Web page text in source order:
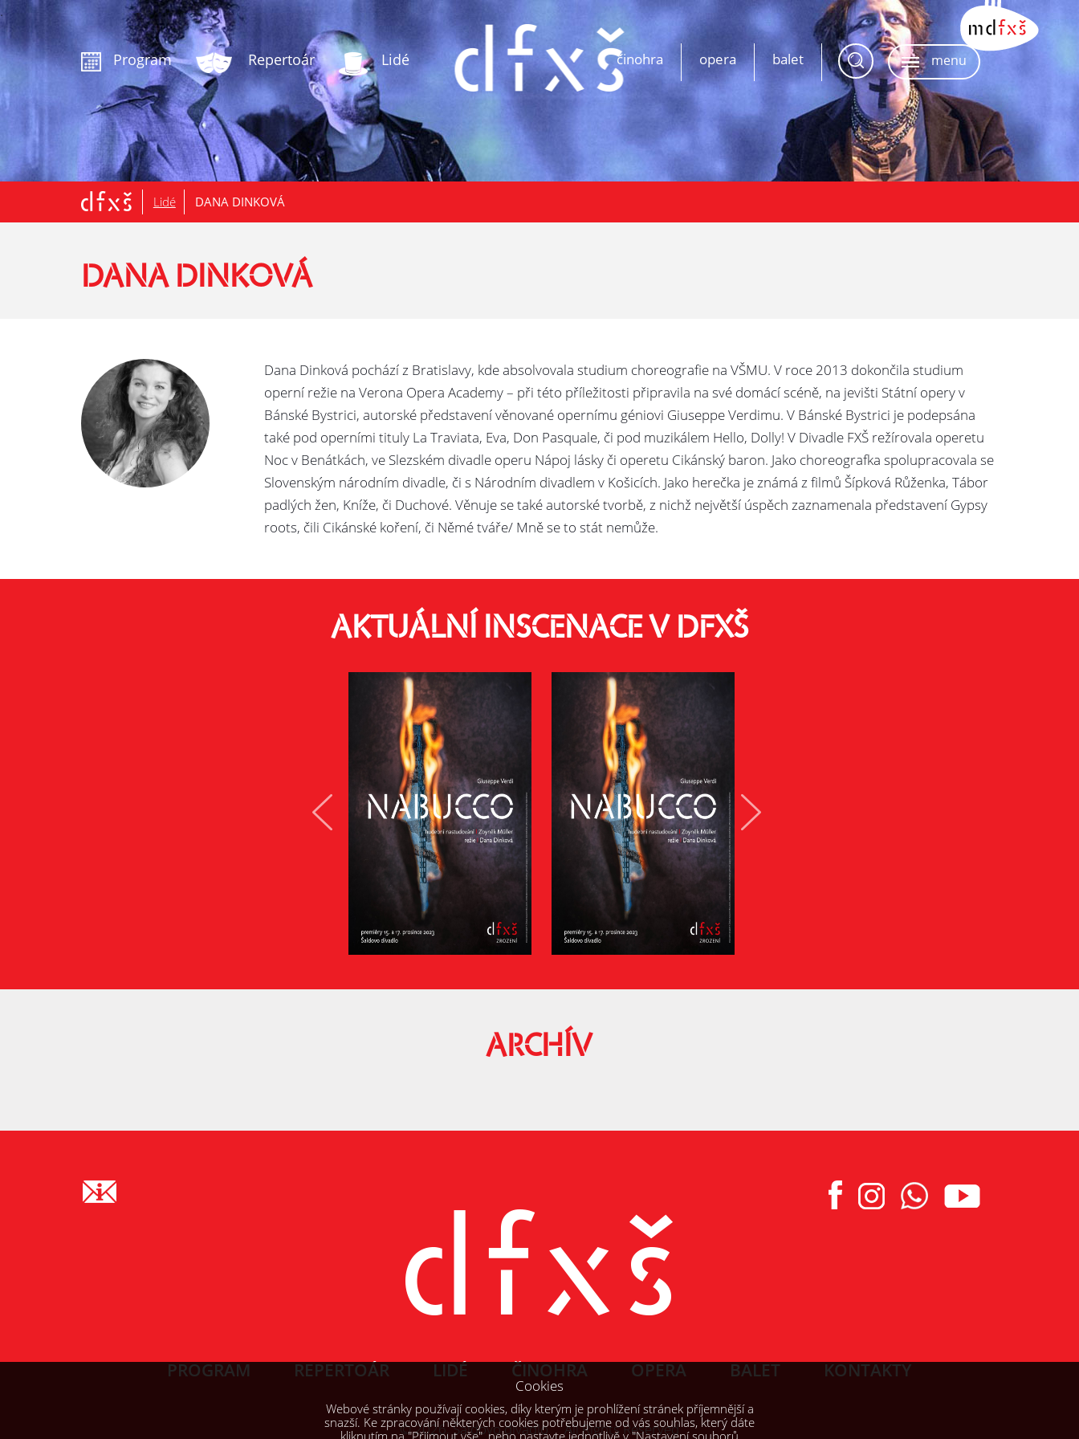
Program Repertoár Lidé menu
balet
opera
činohra
.
Lidé DANA DINKOVÁ
DANA DINKOVÁ
Dana Dinková pochází z Bratislavy, kde absolvovala studium choreografie na VŠMU. V roce 2013 dokončila studium
operní režie na Verona Opera Academy – při této příležitosti připravila na své domácí scéně, na jevišti Státní opery v
Bánské Bystrici, autorské představení věnované opernímu géniovi Giuseppe Verdimu. V Bánské Bystrici je podepsána
také pod operními tituly La Traviata, Eva, Don Pasquale, či pod muzikálem Hello, Dolly! V Divadle FXŠ režírovala operetu
Noc v Benátkách, ve Slezském divadle operu Nápoj lásky či operetu Cikánský baron. Jako choreografka spolupracovala se
Slovenským národním divadle, či s Národním divadlem v Košicích. Jako herečka je známá z filmů Šípková Růženka, Tábor
padlých žen, Kníže, či Duchové. Věnuje se také autorské tvorbě, z nichž největší úspěch zaznamenala představení Gypsy
roots, čili Cikánské koření, či Němé tváře/ Mně se to stát nemůže.
AKTUÁLNÍ INSCENACE V DFXŠ
ARCHÍV
PROGRAM REPERTOÁR LIDÉ ČINOHRA OPERA BALET KONTAKTY
© 2026, Šaldovo divadlo All Rights Reserved
Cookies
Webové stránky používají cookies, díky kterým je prohlížení stránek příjemnější a
snazší. Ke zpracování některých cookies potřebujeme od vás souhlas, který dáte
kliknutím na "Přijmout vše", nebo nastavte jednotlivě v "Nastavení souborů